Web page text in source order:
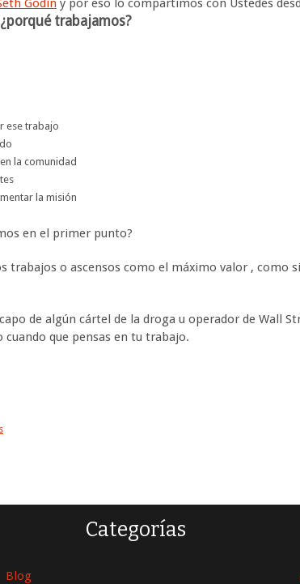
Godin y por eso lo compartimos con Ustedes
¿porqué trabajamos?
ese trabajo
la comunidad
la misión
en el primer punto?
trabajos o ascensos como el máximo valor , como
de algún cártel de la droga u operador de Wall
que pensas en tu trabajo.
Categorías
Blog